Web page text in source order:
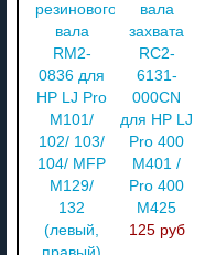
резинового
вала
RM2-
0836 для
HP LJ Pro
M101/
102/ 103/
104/ MFP
M129/
132
(левый,
вала
захвата
RC2-
6131-
000CN
для HP LJ
Pro 400
M401 /
Pro 400
M425
125 руб